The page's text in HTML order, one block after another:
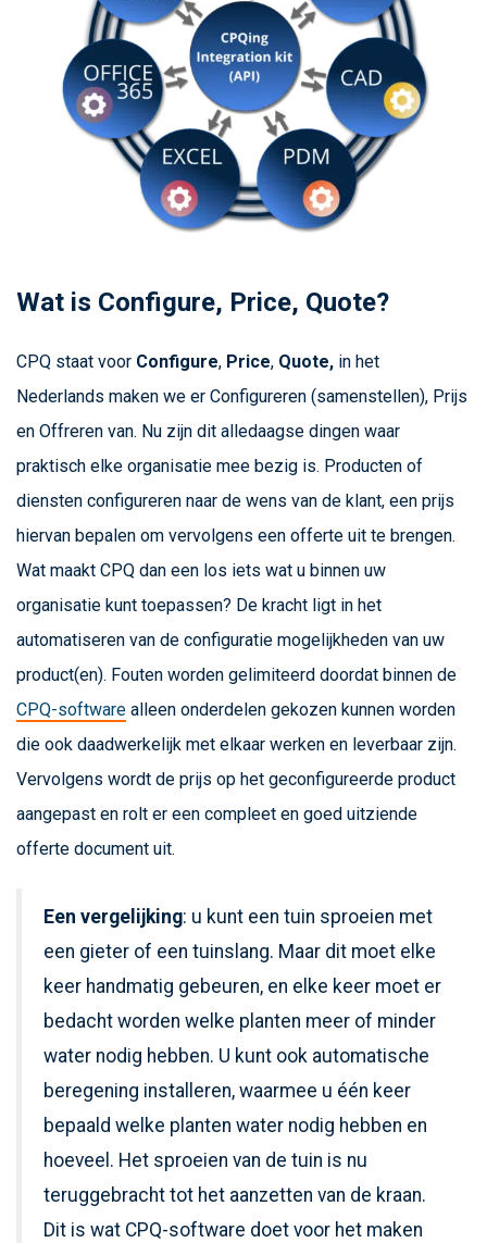
Wat is Configure, Price, Quote?
CPQ staat voor Configure, Price, Quote, in het
Nederlands maken we er Configureren (samenstellen), Prijs
en Offreren van. Nu zijn dit alledaagse dingen waar
praktisch elke organisatie mee bezig is. Producten of
diensten configureren naar de wens van de klant, een prijs
hiervan bepalen om vervolgens een offerte uit te brengen.
Wat maakt CPQ dan een los iets wat u binnen uw
organisatie kunt toepassen? De kracht ligt in het
automatiseren van de configuratie mogelijkheden van uw
product(en). Fouten worden gelimiteerd doordat binnen de
CPQ-software alleen onderdelen gekozen kunnen worden
die ook daadwerkelijk met elkaar werken en leverbaar zijn.
Vervolgens wordt de prijs op het geconfigureerde product
aangepast en rolt er een compleet en goed uitziende
offerte document uit.
Een vergelijking: u kunt een tuin sproeien met
een gieter of een tuinslang. Maar dit moet elke
keer handmatig gebeuren, en elke keer moet er
bedacht worden welke planten meer of minder
water nodig hebben. U kunt ook automatische
beregening installeren, waarmee u één keer
bepaald welke planten water nodig hebben en
hoeveel. Het sproeien van de tuin is nu
teruggebracht tot het aanzetten van de kraan.
Dit is wat CPQ-software doet voor het maken